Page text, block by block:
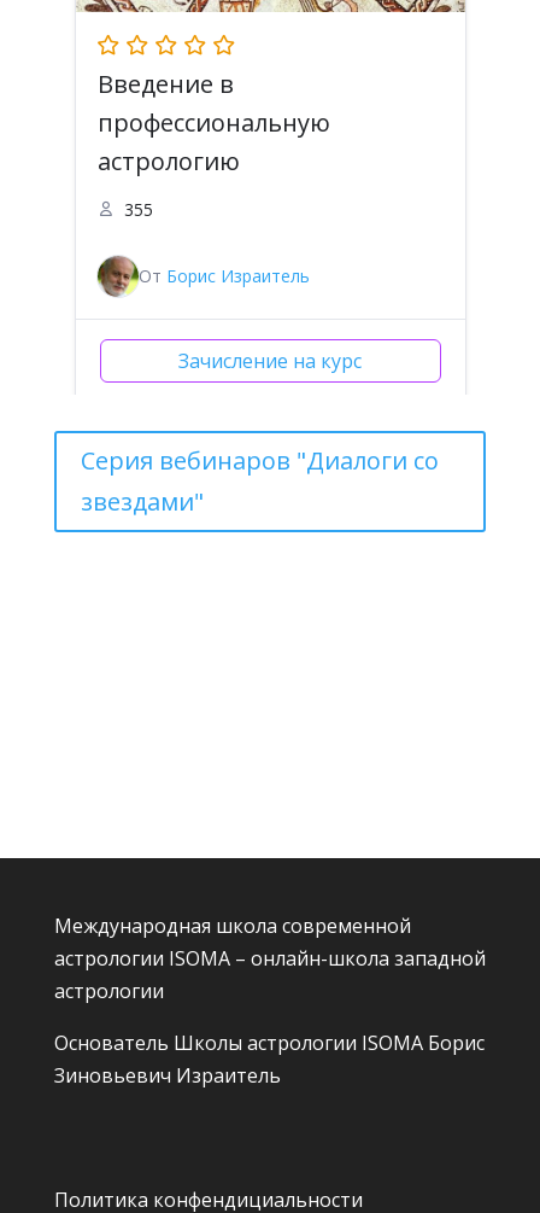
Введение в
профессиональную
астрологию
355
От Борис Израитель
Зачисление на курс
Серия вебинаров "Диалоги со
звездами"
Международная школа современной
астрологии ISOMA – онлайн-школа западной
астрологии
Основатель Школы астрологии ISOMA Борис
Зиновьевич Израитель
Политика конфендициальности